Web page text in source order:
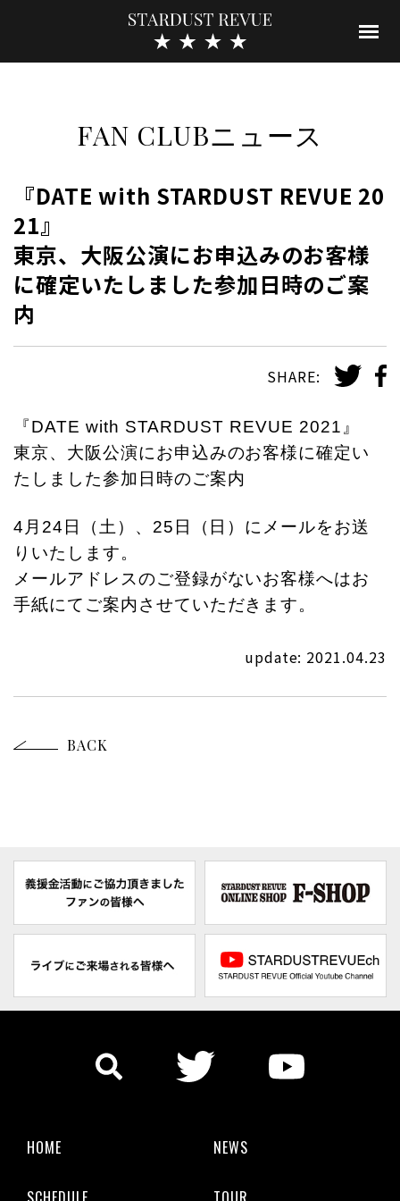
FAN CLUBニュース
『DATE with STARDUST REVUE 20
21』
東京、大阪公演にお申込みのお客様
に確定いたしました参加日時のご案
内
SHARE:
『DATE with STARDUST REVUE 2021』
東京、大阪公演にお申込みのお客様に確定い
たしました参加日時のご案内
4月24日（土）、25日（日）にメールをお送
りいたします。
メールアドレスのご登録がないお客様へはお
手紙にてご案内させていただきます。
update: 2021.04.23
BACK
HOME NEWS